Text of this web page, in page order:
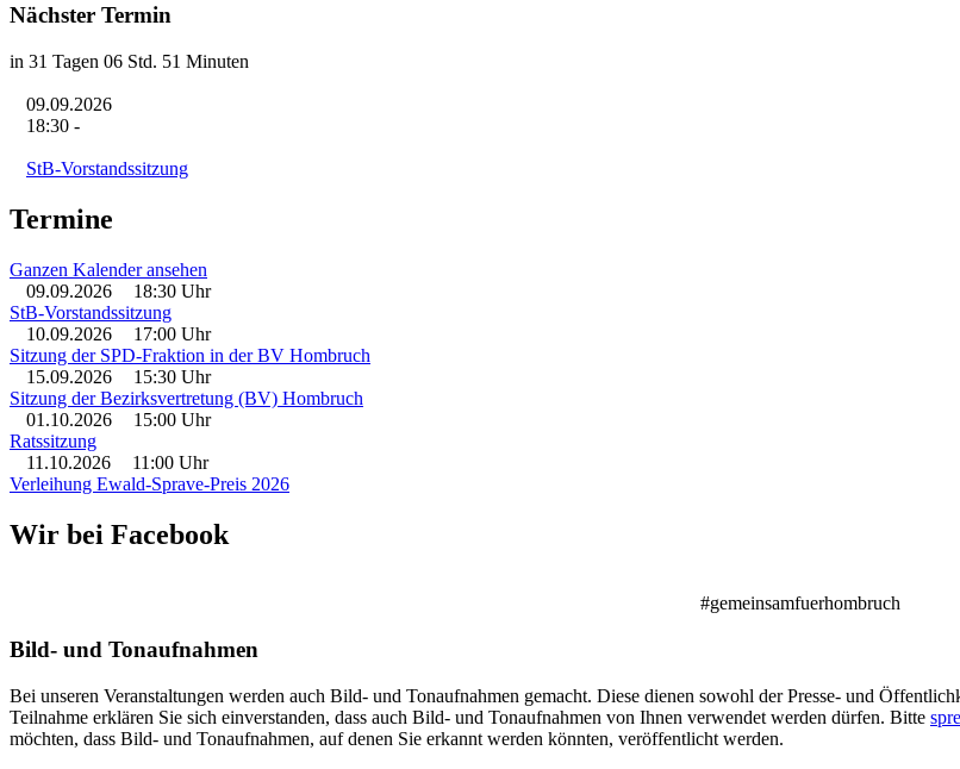
Nächster Termin
in 31 Tagen 06 Std. 51 Minuten
09.09.2026
18:30 -
StB-Vorstandssitzung
Termine
Ganzen Kalender ansehen
09.09.2026
18:30 Uhr
StB-Vorstandssitzung
10.09.2026
17:00 Uhr
Sitzung der SPD-Fraktion in der BV Hombruch
15.09.2026
15:30 Uhr
Sitzung der Bezirksvertretung (BV) Hombruch
01.10.2026
15:00 Uhr
Ratssitzung
11.10.2026
11:00 Uhr
Verleihung Ewald-Sprave-Preis 2026
Wir bei Facebook
#gemeinsamfuerhombruch
Bild- und Tonaufnahmen
Bei unseren Veranstaltungen werden auch Bild- und Tonaufnahmen gemacht. Diese dienen sowohl der Presse- und
Teilnahme erklären Sie sich einverstanden, dass auch Bild- und Tonaufnahmen von Ihnen verwendet werden dürfen. Bitte
möchten, dass Bild- und Tonaufnahmen, auf denen Sie erkannt werden könnten, veröffentlicht werden.